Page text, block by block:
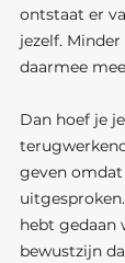
ontstaat er
jezelf.
daarmee
Dan hoef je
geven
hebt gedaan
bewustzijn